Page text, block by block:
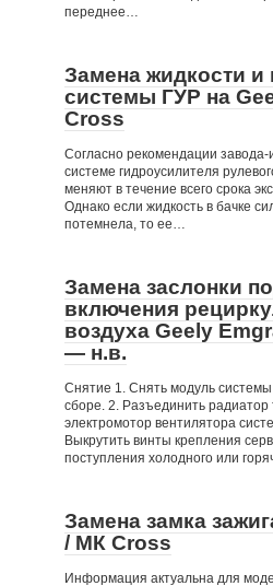
переднее…
Замена жидкости и
системы ГУР на
Cross
Согласно рекомендации завода-
системе гидроусилителя
меняют в течение всего срока
Однако если жидкость в бачке
потемнела, то ее…
Замена заслонки
включения
воздуха Geely
— н.в.
Снятие 1. Снять модуль
сборе. 2. Разъединить
электромотор вентилятора
Выкрутить винты крепления
поступления холодного или
Замена замка
/ МК Cross
Информация актуальна для